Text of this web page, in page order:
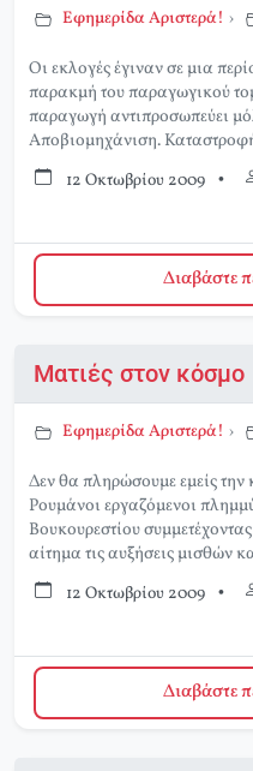
Εφημερίδα Αριστερά! ›
Οι εκλογές έγιναν σε μια
παρακμή του παραγωγικού
παραγωγή αντιπροσωπεύει
Αποβιομηχάνιση.
12 Οκτωβρίου 2009 •
Διαβάστε
Ματιές στον κόσμο
Εφημερίδα Αριστερά! ›
Δεν θα πληρώσουμε εμείς την
Ρουμάνοι εργαζόμενοι
Βουκουρεστίου
αίτημα τις αυξήσεις μισθών
12 Οκτωβρίου 2009 •
Διαβάστε